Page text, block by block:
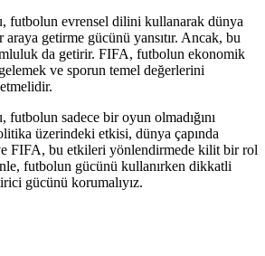
futbolun evrensel dilini kullanarak dünya
araya getirme gücünü yansıtır. Ancak, bu
da getirir. FIFA, futbolun ekonomik
ve sporun temel değerlerini
futbolun sadece bir oyun olmadığını
üzerindeki etkisi, dünya çapında
FIFA, bu etkileri yönlendirmede kilit bir rol
futbolun gücünü kullanırken dikkatli
gücünü korumalıyız.